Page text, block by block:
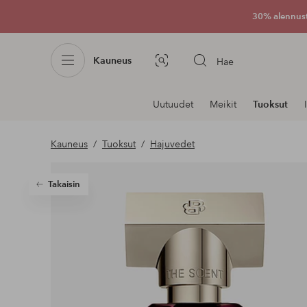
30%
Kauneus Kuvahaku Hae
osastoilla
Uutuudet Meikit Tuoksut
Kauneus Tuoksut Hajuvedet
Takaisin